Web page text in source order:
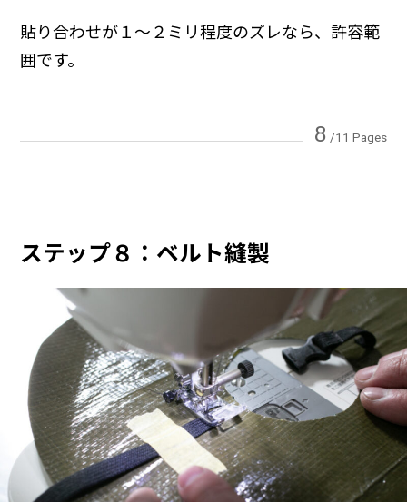
貼り合わせが１〜２ミリ程度のズレなら、許容範
囲です。
8 /11 Pages
ステップ８：ベルト縫製